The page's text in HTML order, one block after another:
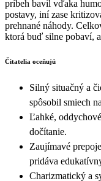
príbeh bavil vďaka
postavy, iní zase
prehnané náhody.
ktorá buď silne pobaví,
Čitatelia oceňujú
Silný situačný a
spôsobil smiech
Ľahké,
dočítanie.
Zaujímavé
pridáva
Charizmatický a